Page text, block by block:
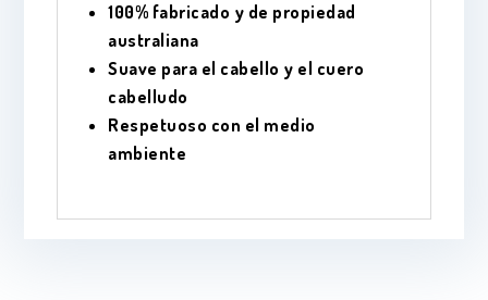
100% fabricado y de propiedad
australiana
Suave para el cabello y el cuero
cabelludo
Respetuoso con el medio
ambiente